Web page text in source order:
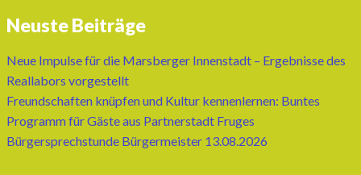
Neuste Beiträge
Neue Impulse für die Marsberger Innenstadt – Ergebnisse des
Reallabors vorgestellt
Freundschaften knüpfen und Kultur kennenlernen: Buntes
Programm für Gäste aus Partnerstadt Fruges
Bürgersprechstunde Bürgermeister 13.08.2026